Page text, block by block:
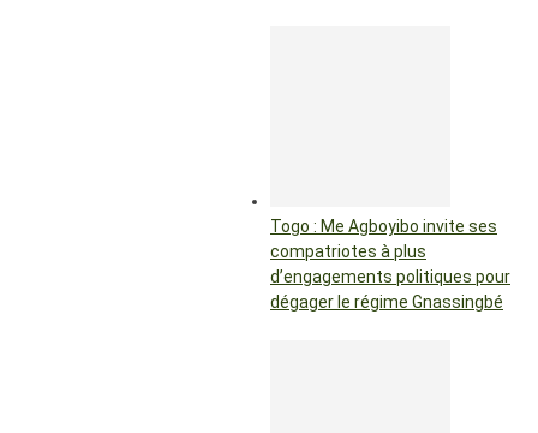
Togo : Me Agboyibo invite ses
compatriotes à plus
d’engagements politiques pour
dégager le régime Gnassingbé